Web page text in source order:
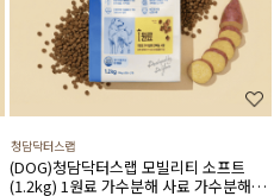
청담닥터스랩
(DOG)청담닥터스랩 모빌리티 소프트
(1.2kg) 1원료 가수분해 사료 가수분해오